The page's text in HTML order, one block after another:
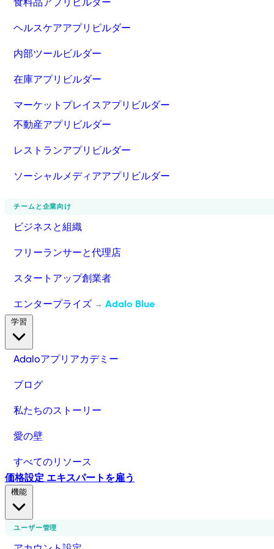
食料品アプリビルダー
ヘルスケアアプリビルダー
内部ツールビルダー
在庫アプリビルダー
マーケットプレイスアプリビルダー
不動産アプリビルダー
レストランアプリビルダー
ソーシャルメディアアプリビルダー
チームと企業向け
ビジネスと組織
フリーランサーと代理店
スタートアップ創業者
エンタープライズ → Adalo Blue
Adaloアプリアカデミー
ブログ
私たちのストーリー
愛の壁
すべてのリソース
価格設定 エキスパートを雇う
ユーザー管理